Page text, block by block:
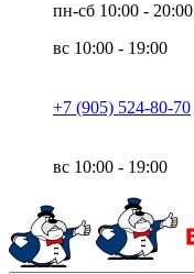
пн-сб 10:00 - 20:00
вс 10:00 - 19:00
+7 (905) 524-80-70
вс 10:00 - 19:00